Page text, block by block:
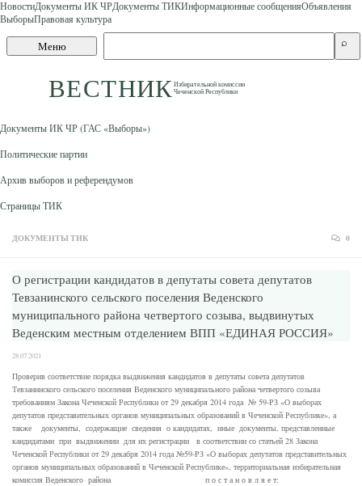
Skip to content
НовостиДокументы ИК ЧРДокументы ТИКИнформационные сообщенияОбъявления
ВыборыПравовая культура
Меню
ВЕСТНИКИзбирательной комиссии
Чеченской Республики
сайту
⌕
Документы ИК ЧР (ГАС «Выборы»)
Политические партии
Архив выборов и референдумов
Страницы ТИК
ДОКУМЕНТЫ ТИК 0
О регистрации кандидатов в депутаты совета депутатов
Тевзанинского сельского поселения Веденского
муниципального района четвертого созыва, выдвинутых
Веденским местным отделением ВПП «ЕДИНАЯ РОССИЯ»
28.07.2021
Проверив соответствие порядка выдвижения кандидатов в депутаты совета депутатов
Тевзанинского сельского поселения Веденского муниципального района четвертого созыва
требованиям Закона Чеченской Республики от 29 декабря 2014 года № 59-РЗ «О выборах
депутатов представительных органов муниципальных образований в Чеченской Республике», а
также документы, содержащие сведения о кандидатах, иные документы, представленные
кандидатами при выдвижении для их регистрации в соответствии со статьей 28 Закона
Чеченской Республики от 29 декабря 2014 года №59-РЗ «О выборах депутатов представительных
органов муниципальных образований в Чеченской Республике», территориальная избирательная
комиссия Веденского района п о с т а н о в л я е т: